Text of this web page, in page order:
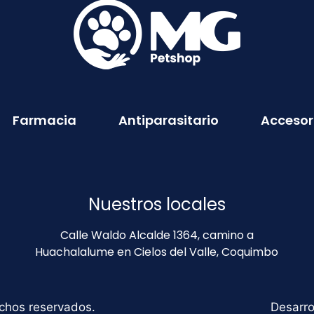
Farmacia Antiparasitario
Nuestros locales
Calle Waldo Alcalde 1364, camino a
Huachalalume en Cielos del Valle, Coquimbo
reservados.